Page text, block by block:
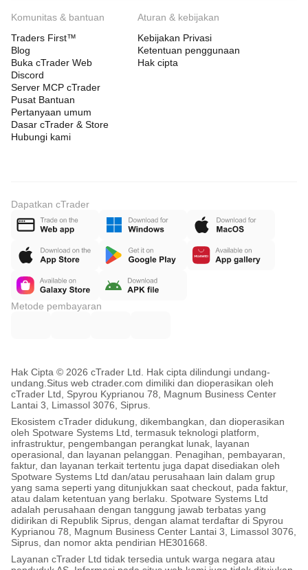
Komunitas & bantuan
Traders First™
Blog
Buka cTrader Web
Discord
Server MCP cTrader
Pusat Bantuan
Pertanyaan umum
Dasar cTrader & Store
Hubungi kami
Aturan & kebijakan
Kebijakan Privasi
Ketentuan penggunaan
Hak cipta
Dapatkan cTrader
Metode pembayaran
Hak Cipta © 2026 cTrader Ltd. Hak cipta dilindungi undang-
undang. Situs web ctrader.com dimiliki dan dioperasikan oleh
cTrader Ltd, Spyrou Kyprianou 78, Magnum Business Center
Lantai 3, Limassol 3076, Siprus.
Ekosistem cTrader didukung, dikembangkan, dan dioperasikan
oleh Spotware Systems Ltd, termasuk teknologi platform,
infrastruktur, pengembangan perangkat lunak, layanan
operasional, dan layanan pelanggan. Penagihan, pembayaran,
faktur, dan layanan terkait tertentu juga dapat disediakan oleh
Spotware Systems Ltd dan/atau perusahaan lain dalam grup
yang sama seperti yang ditunjukkan saat checkout, pada faktur,
atau dalam ketentuan yang berlaku. Spotware Systems Ltd
adalah perusahaan dengan tanggung jawab terbatas yang
didirikan di Republik Siprus, dengan alamat terdaftar di Spyrou
Kyprianou 78, Magnum Business Center Lantai 3, Limassol 3076,
Siprus, dan nomor akta pendirian HE301668.
Layanan cTrader Ltd tidak tersedia untuk warga negara atau